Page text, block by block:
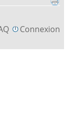
Connexion